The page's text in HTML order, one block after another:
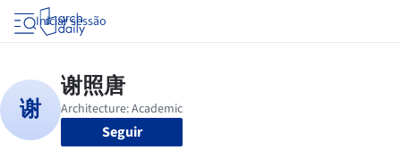
Iniciar sessão
Seguir